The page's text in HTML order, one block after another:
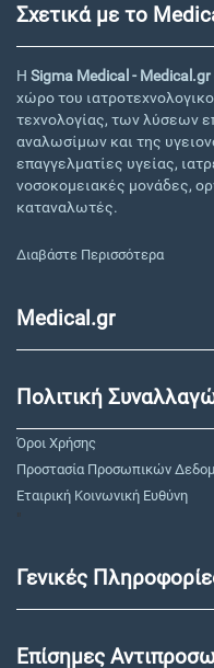
Σχετικά με το
Η Sigma Medical - Medical.gr
χώρο του
τεχνολογίας, των λύσεων
αναλωσίμων και της
επαγγελματίες υγείας,
νοσοκομειακές μονάδες,
καταναλωτές.
Διαβάστε Περισσότερα
Medical.gr
Πολιτική
Όροι Χρήσης
Προστασία Προσωπικών
Εταιρική Κοινωνική Ευθύνη
"
Γενικές
Επίσημες